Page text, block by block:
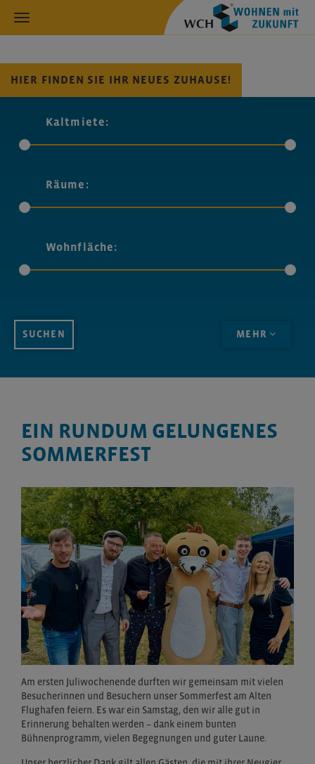
HIER FINDEN SIE IHR NEUES ZUHAUSE!
Kaltmiete:
Räume:
Wohnfläche:
MEHR
EIN RUNDUM GELUNGENES
SOMMERFEST
Am ersten Juliwochenende durften wir gemeinsam mit vielen
Besucherinnen und Besuchern unser Sommerfest am Alten
Flughafen feiern. Es war ein Samstag, den wir alle gut in
Erinnerung behalten werden – dank einem bunten
Bühnenprogramm, vielen Begegnungen und guter Laune.